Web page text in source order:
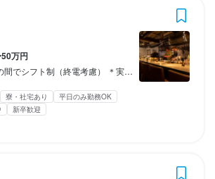
万円
実働8〜10時間 ＊休憩あり（2〜3時間）・時間応相談 ＊徒歩・自転車通勤の方は大歓迎！
寮・社宅あり
平日のみ勤務OK
新卒歓迎
り
月個人面談）
月個人面談）
事実績に伴う）
会（社内ワイン勉強会・社内食材勉強会あ
月個人面談）
事実績に伴う）
会（社内ワイン勉強会・社内食材勉強会あ
月個人面談）
事実績に伴う）
会（社内ワイン勉強会・社内食材勉強会あ
月個人面談）
事実績に伴う）
プ補助制度
ン（BBQ・納会・新年会など）
月個人面談）
事実績に伴う）
制(決まった時間・曜日に働ける)
日を選べる)
制度あり
）・時間応相談
終電考慮あり ダブルワーク・副業OK
フルタイム歓迎
週1日からOK
OK
シフト制
・曜日に働ける)
自由シフト制(毎回、時間・曜日を選べる)
）・時間応相談
終電考慮あり
フルタイム歓迎
週1日からOK
OK
シフト制
・曜日に働ける)
自由シフト制(毎回、時間・曜日を選べる)